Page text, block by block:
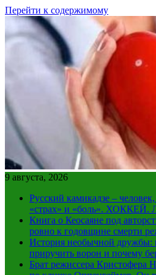
Перейти к содержимому
9 августа, 2026
Русский камикадзе –
«страх» и «боль». ХОККЕЙ.
Книга о Кеосаяне под
ровно к годовщине смерти
История необычной дружбы:
приручить ворон и почему
Брат режиссера Кристофера